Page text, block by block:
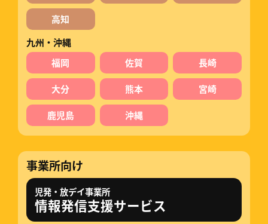
高知
九州・沖縄
福岡
佐賀 長崎
大分 熊本 宮崎
鹿児島 沖縄
事業所向け
児発・放デイ事業所
情報発信支援サービス